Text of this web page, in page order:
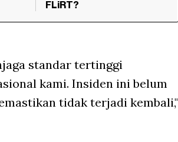
FLiRT?
standar tertinggi
kami. Insiden ini belum
tidak terjadi kembali,"